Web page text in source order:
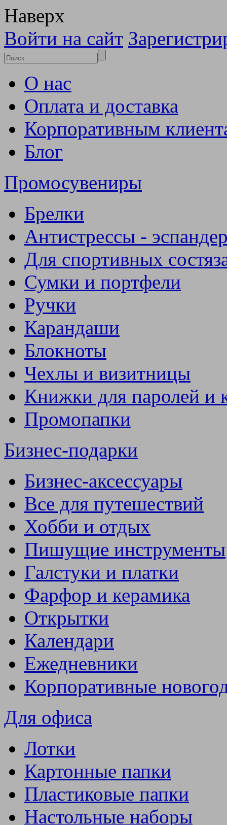
Наверх
Войти на сайт
О нас
Оплата и доставка
Корпоративным
Блог
Промосувениры
Брелки
Антистрессы -
Для спортивных
Сумки и портфели
Ручки
Карандаши
Блокноты
Чехлы и визитницы
Книжки для паролей и
Промопапки
Бизнес-подарки
Бизнес-аксессуары
Все для путешествий
Хобби и отдых
Пишущие инструменты
Галстуки и платки
Фарфор и керамика
Открытки
Календари
Ежедневники
Корпоративные
Для офиса
Лотки
Картонные папки
Пластиковые папки
Настольные наборы